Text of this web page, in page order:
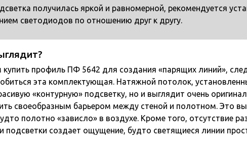
получилась яркой и равномерной, рекомендуется
светодиодов по отношению друг к другу.
профиль ПФ 5642 для создания «парящих линий»,
эта комплектующая. Натяжной потолок,
«контурную» подсветку, но и выглядит очень
своеобразным барьером между стеной и полотном. Это
полотно «зависло» в воздухе. Кроме того, отсутствие
подсветки создает ощущение, будто светящиеся линии